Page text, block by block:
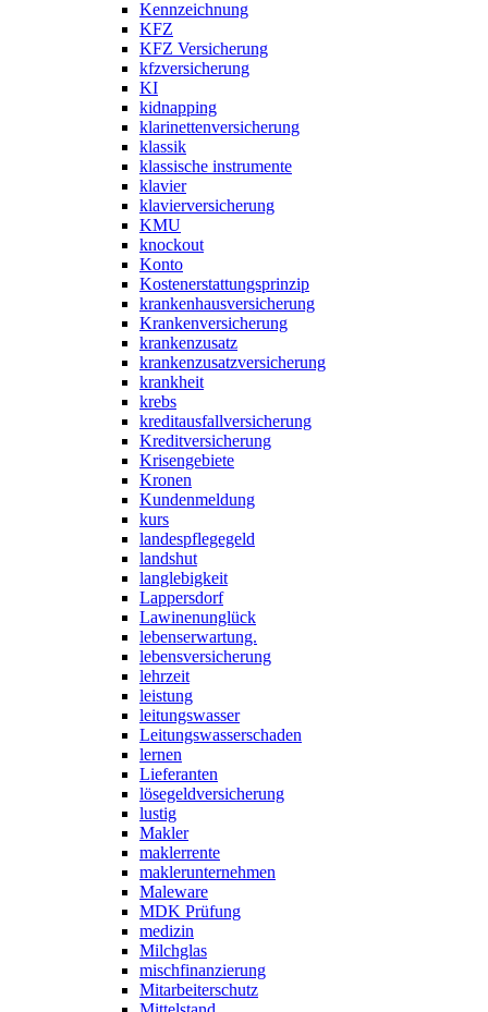
Kennzeichnung
KFZ
KFZ Versicherung
kfzversicherung
KI
kidnapping
klarinettenversicherung
klassik
klassische instrumente
klavier
klavierversicherung
KMU
knockout
Konto
Kostenerstattungsprinzip
krankenhausversicherung
Krankenversicherung
krankenzusatz
krankenzusatzversicherung
krankheit
krebs
kreditausfallversicherung
Kreditversicherung
Krisengebiete
Kronen
Kundenmeldung
kurs
landespflegegeld
landshut
langlebigkeit
Lappersdorf
Lawinenunglück
lebenserwartung.
lebensversicherung
lehrzeit
leistung
leitungswasser
Leitungswasserschaden
lernen
Lieferanten
lösegeldversicherung
lustig
Makler
maklerrente
maklerunternehmen
Maleware
MDK Prüfung
medizin
Milchglas
mischfinanzierung
Mitarbeiterschutz